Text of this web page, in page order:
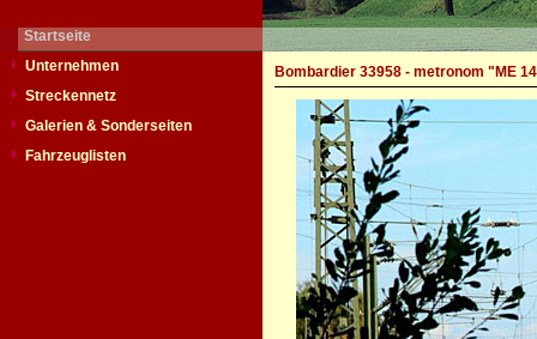
Startseite
Unternehmen
Streckennetz
Galerien & Sonderseiten
Fahrzeuglisten
Bombardier 33958 - metronom "ME